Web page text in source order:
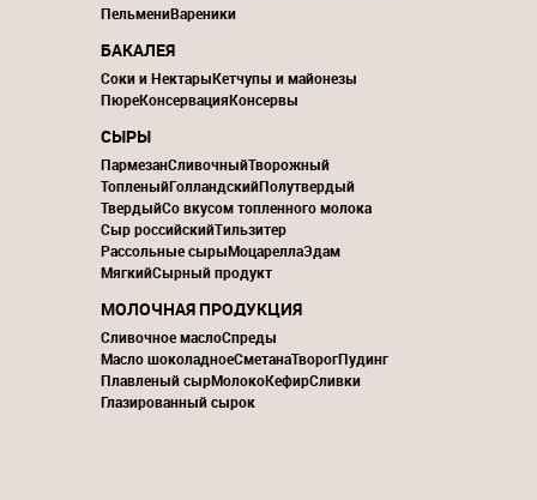
ПельмениВареники
БАКАЛЕЯ
Соки и НектарыКетчупы и майонезы
ПюреКонсервацияКонсервы
СЫРЫ
ПармезанСливочныйТворожный
ТопленыйГолландскийПолутвердый
ТвердыйСо вкусом топленного молока
Сыр российскийТильзитер
Рассольные сырыМоцареллаЭдам
МягкийСырный продукт
МОЛОЧНАЯ ПРОДУКЦИЯ
Сливочное маслоСпреды
Масло шоколадноеСметанаТворогПудинг
Плавленый сырМолокоКефирСливки
Глазированный сырок